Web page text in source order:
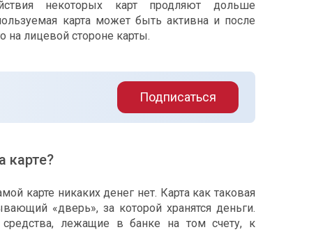
некоторых карт продляют дольше
карта может быть активна и после
на лицевой стороне карты.
Подписаться
карте?
карте никаких денег нет. Карта как таковая
«дверь», за которой хранятся деньги.
лежащие в банке на том счету, к